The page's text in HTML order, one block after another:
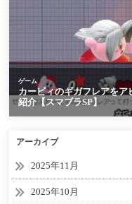
アーカイブ
2025年11月
2025年10月